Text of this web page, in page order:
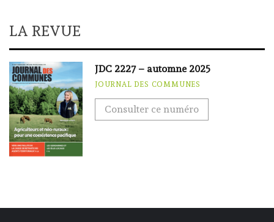
LA REVUE
JDC 2227 – automne 2025
JOURNAL DES COMMUNES
Consulter ce numéro